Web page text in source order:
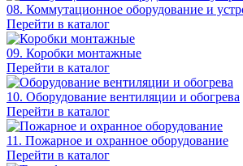
08. Коммутационное оборудование и
Перейти в каталог
09. Коробки монтажные
Перейти в каталог
10. Оборудование вентиляции и обогрева
Перейти в каталог
11. Пожарное и охранное оборудование
Перейти в каталог